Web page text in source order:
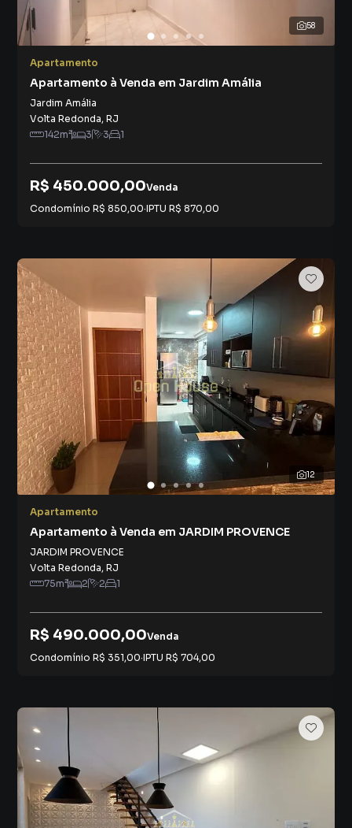
58
Apartamento
Apartamento à Venda em Jardim Amália
Jardim Amália
Volta Redonda, RJ
142m² 3 3 1
R$ 450.000,00Venda
Condomínio R$ 850,00·IPTU R$ 870,00
12
Apartamento
Apartamento à Venda em JARDIM PROVENCE
JARDIM PROVENCE
Volta Redonda, RJ
75m² 2 2 1
R$ 490.000,00Venda
Condomínio R$ 351,00·IPTU R$ 704,00